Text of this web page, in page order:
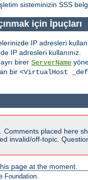
sisteminizin SSS
için İpuçları
IP adresleri
IP adresleri kullanınız.
birer ServerName
bir <VirtualHost
Comments placed here
invalid/off-topic.
page at the moment.
Foundation.